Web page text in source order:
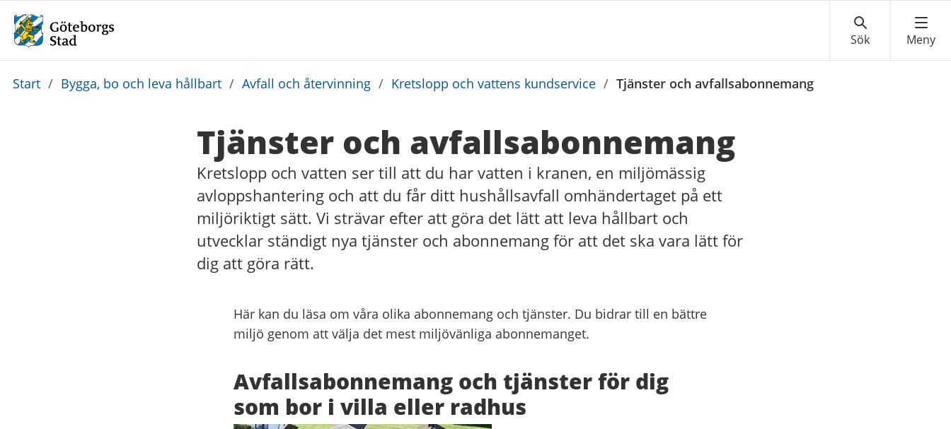
Du
Start / Bygga, bo och leva hållbart / Avfall och återvinning / Kretslopp och vattens kundservice / Tjänster och avfallsabonnemang
Tjänster och avfallsabonnemang
Kretslopp och vatten ser till att du har vatten i kranen, en miljömässig
avloppshantering och att du får ditt hushållsavfall omhändertaget på ett
miljöriktigt sätt. Vi strävar efter att göra det lätt att leva hållbart och
utvecklar ständigt nya tjänster och abonnemang för att det ska vara lätt för
dig att göra rätt.
Här kan du läsa om våra olika abonnemang och tjänster. Du bidrar till en bättre
miljö genom att välja det mest miljövänliga abonnemanget.
Avfallsabonnemang och tjänster för dig
som bor i villa eller radhus